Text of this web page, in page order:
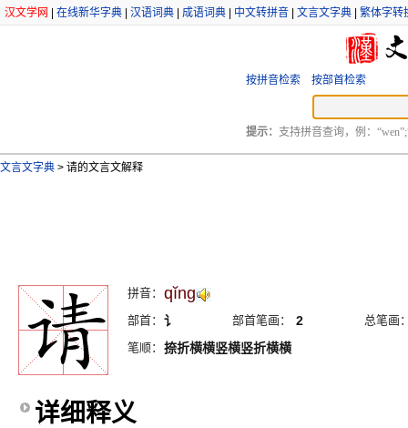
汉文学网 在线新华字典 汉语词典 成语词典 中文转拼音 文言文字典 繁体字转
按拼音检索 按部首检索
提示： 支持拼音查询，例：
文言文字典 > 请的文言文解释
拼音： qĭng
部首： 讠 部首笔画： 2
总笔画
笔顺： 捺折横横竖横竖折横横
详细释义